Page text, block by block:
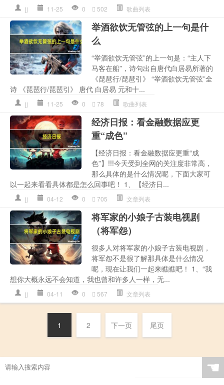
jj 11-25 0 502 歌曲列表
举酒欲饮无管弦的上一句是什
么
“举酒欲饮无管弦”的上一句是：“主人下
马客在船”，诗句出自唐代白居易所著的
《琵琶行/琵琶引》 “举酒欲饮无管弦”全
诗 《琵琶行/琵琶引》 唐代 白居易 元和十...
jj 11-25 0 78 歌曲列表
经济日报：看金融数据应更
重“成色”
【经济日报：看金融数据应更重“成
色”】!!!今天受到全网的关注度非常高，
那么具体的是什么情况呢，下面大家可
以一起来看看具体都是怎么回事吧！ 1、【经济日...
jj 04-12 0 705 文章列表
将军家的小娘子古装电视剧
（将军怨）
很多人对将军家的小娘子古装电视剧，
将军怨不是很了解那具体是什么情况
呢，现在让我们一起来瞧瞧吧！ 1、“我
想你大概永远不会知道，我也曾和许多人一样，无...
jj 04-11 0 567 文章列表
1 2 下一页 尾页
☚